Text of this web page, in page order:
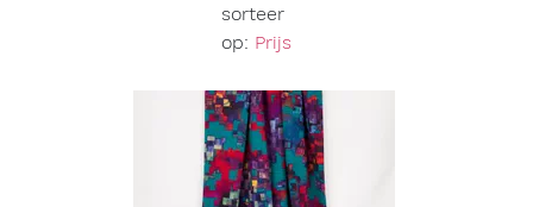
sorteer
op: Prijs